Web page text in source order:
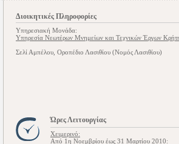
Διοικητικές Πληροφορίες
Υπηρεσιακή Μονάδα:
Υπηρεσία Νεωτέρων Μνημείων και Τεχνικών Έργων
Σελί Αμπέλου, Οροπέδιο Λασιθίου (Νομός Λασιθίου)
Ώρες Λειτουργίας
Χειμερινό:
Από 1η Νοεμβρίου έως 31 Μαρτίου 2010: